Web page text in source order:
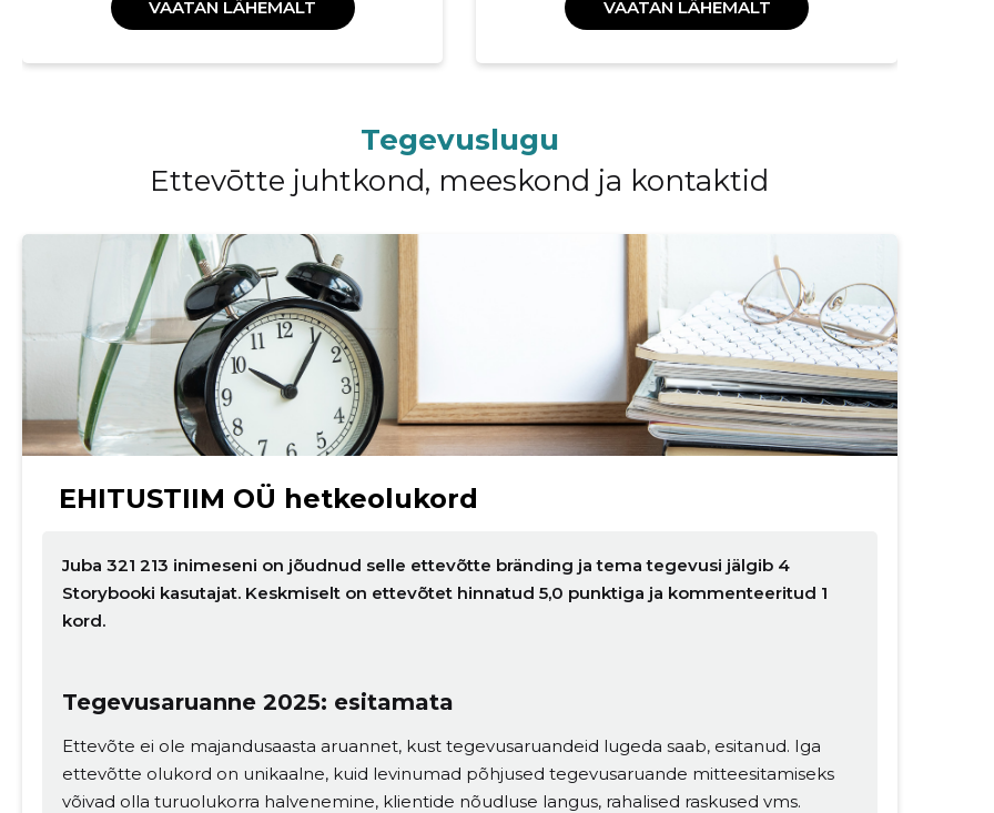
VAATAN LÄHEMALT VAATAN LÄHEMALT
Tegevuslugu
Ettevōtte juhtkond, meeskond ja kontaktid
EHITUSTIIM OÜ hetkeolukord
Juba 321 213 inimeseni on jõudnud selle ettevõtte bränding ja tema tegevusi jälgib 4
Storybooki kasutajat. Keskmiselt on ettevõtet hinnatud 5,0 punktiga ja kommenteeritud 1
kord.
Tegevusaruanne 2025: esitamata
Ettevõte ei ole majandusaasta aruannet, kust tegevusaruandeid lugeda saab, esitanud. Iga
ettevõtte olukord on unikaalne, kuid levinumad põhjused tegevusaruande mitteesitamiseks
võivad olla turuolukorra halvenemine, klientide nõudluse langus, rahalised raskused vms.